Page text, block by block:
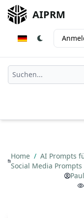
AIPRM
Home / AI Prompts
Social Media Prompts